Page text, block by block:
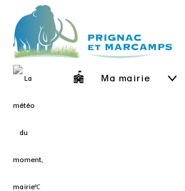
℃
Ma mairie